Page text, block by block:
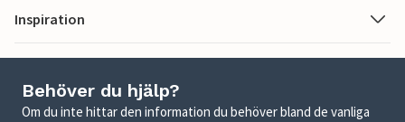
Inspiration
Behöver du hjälp?
Om du inte hittar den information du behöver bland de vanliga